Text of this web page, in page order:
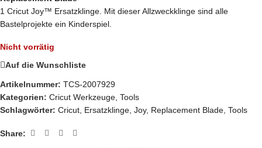
1 Cricut Joy™ Ersatzklinge. Mit dieser Allzweckklinge sind alle
Bastelprojekte ein Kinderspiel.
Nicht vorrätig
Auf die Wunschliste
Artikelnummer: TCS-2007929
Kategorien: Cricut Werkzeuge Tools
Schlagwörter: Cricut Ersatzklinge Joy, Replacement Blade Tools
Share: